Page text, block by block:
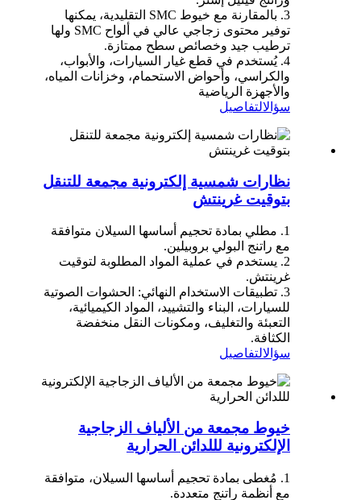
3. بالمقارنة مع خيوط SMC التقليدية، يمكنها
توفير محتوى زجاجي عالي في ألواح SMC ولها
ترطيب جيد وخصائص سطح ممتازة.
4. يُستخدم في قطع غيار السيارات، والأبواب،
والكراسي، وأحواض الاستحمام، وخزانات المياه،
والأجهزة الرياضية
سؤالالتفاصيل
نظارات شمسية إلكترونية مجمعة للتنقل
بتوقيت غرينتش
1. مطلي بمادة تحجيم أساسها السيلان متوافقة
مع راتنج البولي بروبيلين.
2. يستخدم في عملية المواد المطلوبة لتوقيت
غرينتش.
3. تطبيقات الاستخدام النهائي: الحشوات الصوتية
للسيارات، البناء والتشييد، المواد الكيميائية،
التعبئة والتغليف، ومكونات النقل منخفضة
الكثافة.
سؤالالتفاصيل
خيوط مجمعة من الألياف الزجاجية
الإلكترونية لللدائن الحرارية
1. مُغطى بمادة تحجيم أساسها السيلان، متوافقة
مع أنظمة راتنج متعددة.